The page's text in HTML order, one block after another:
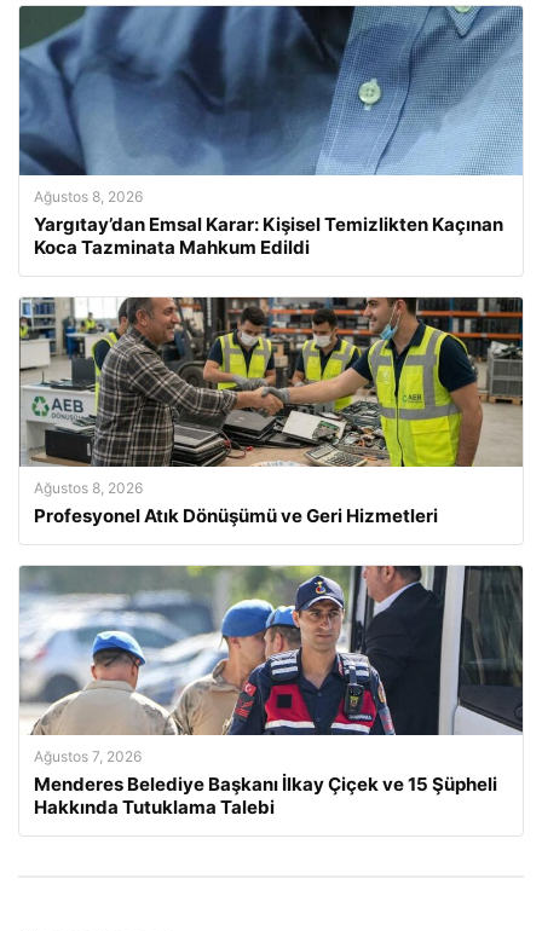
Ağustos 8, 2026
Yargıtay’dan Emsal Karar: Kişisel Temizlikten Kaçınan
Koca Tazminata Mahkum Edildi
Ağustos 8, 2026
Profesyonel Atık Dönüşümü ve Geri Hizmetleri
Ağustos 7, 2026
Menderes Belediye Başkanı İlkay Çiçek ve 15 Şüpheli
Hakkında Tutuklama Talebi